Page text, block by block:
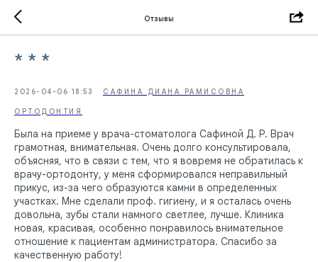
Отзывы
* * *
2026-04-06 18:53 САФИНА ДИАНА РАМИСОВНА
ОРТОДОНТИЯ
Была на приеме у врача-стоматолога Сафиной Д. Р. Врач
грамотная, внимательная. Очень долго консультировала,
объясняя, что в связи с тем, что я вовремя не обратилась к
врачу-ортодонту, у меня сформировался неправильный
прикус​, из-за чего образуются камни в определенных
участках. Мне сделали проф. гигиену, и я осталась очень
довольна, зубы стали намного светлее, лучше. Клиника
новая, красивая, особенно понравилось внимательное
отношение к пациентам администратора. Спасибо за
качественную работу!